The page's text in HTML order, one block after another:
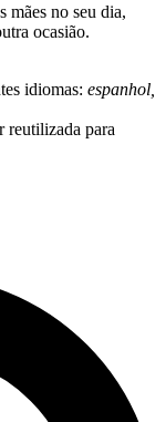
mães no seu dia,
ocasião.
idiomas: espanhol,
reutilizada para